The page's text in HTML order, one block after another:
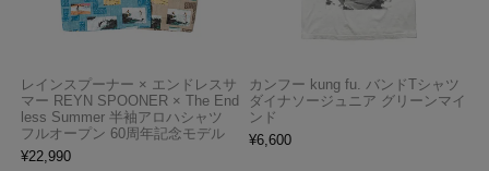
レインスプーナー × エンドレスサ
マー REYN SPOONER × The End
less Summer 半袖アロハシャツ
フルオープン 60周年記念モデル
¥22,990
カンフー kung fu. バンドTシャツ
ダイナソージュニア グリーンマイ
ンド
¥6,600